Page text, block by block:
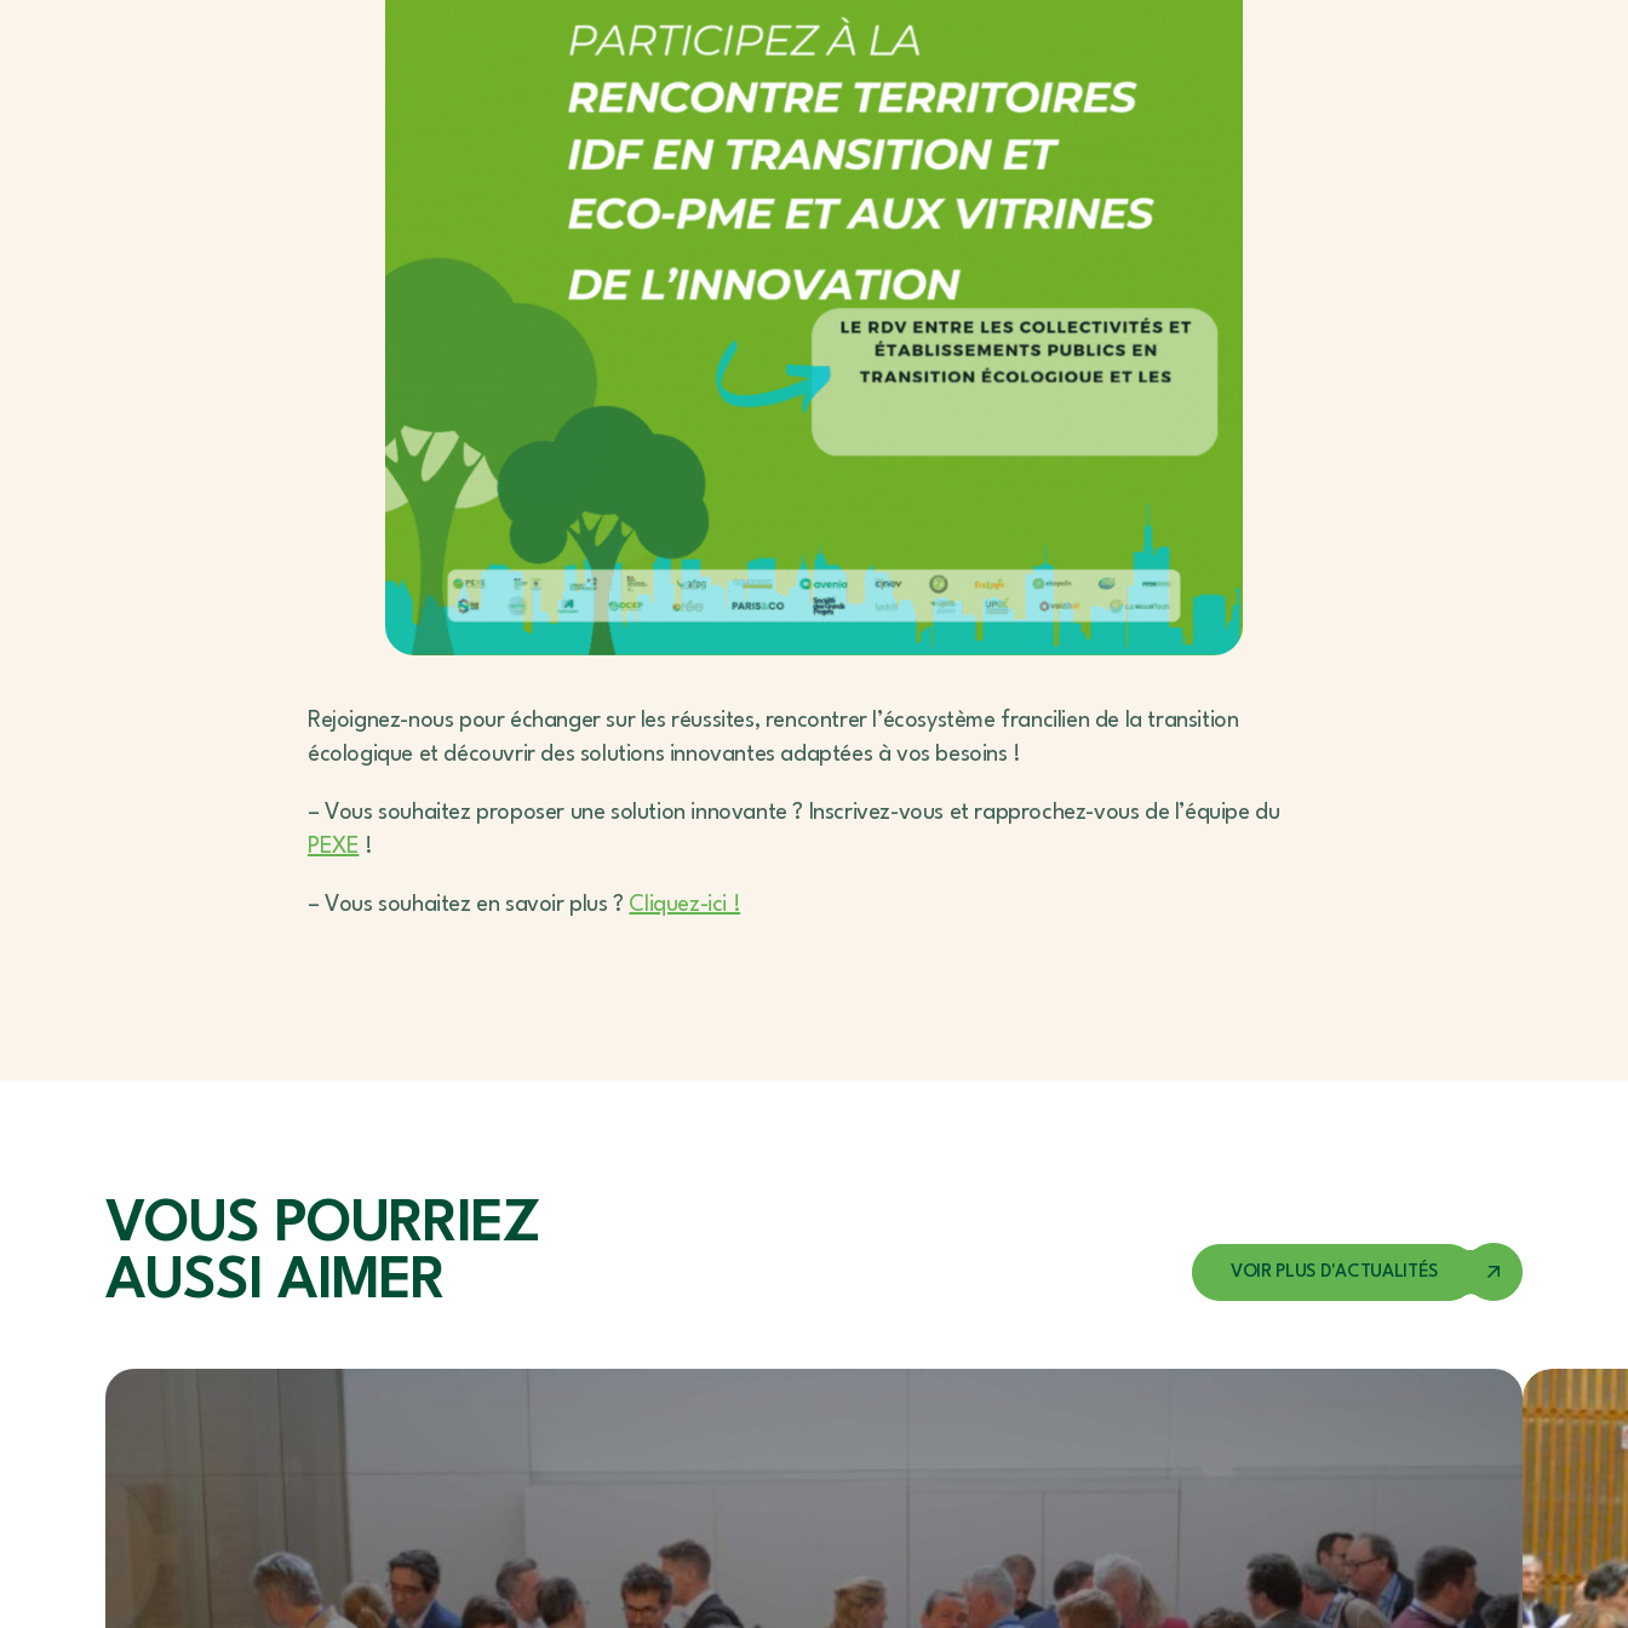
Rejoignez-nous pour échanger sur les réussites, rencontrer l’écosystème francilien de la transition
écologique et découvrir des solutions innovantes adaptées à vos besoins !
– Vous souhaitez proposer une solution innovante ? Inscrivez-vous et rapprochez-vous de l’équipe du
PEXE !
– Vous souhaitez en savoir plus ? Cliquez-ici !
VOUS POURRIEZ
AUSSI AIMER
VOIR PLUS D'ACTUALITÉS